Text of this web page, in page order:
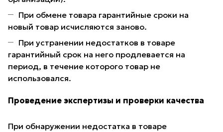
При обмене товара гарантийные сроки на
новый товар исчисляются заново.
При устранении недостатков в товаре
гарантийный срок на него продлевается на
период, в течение которого товар не
использовался.
Проведение экспертизы и проверки качества
При обнаружении недостатка в товаре